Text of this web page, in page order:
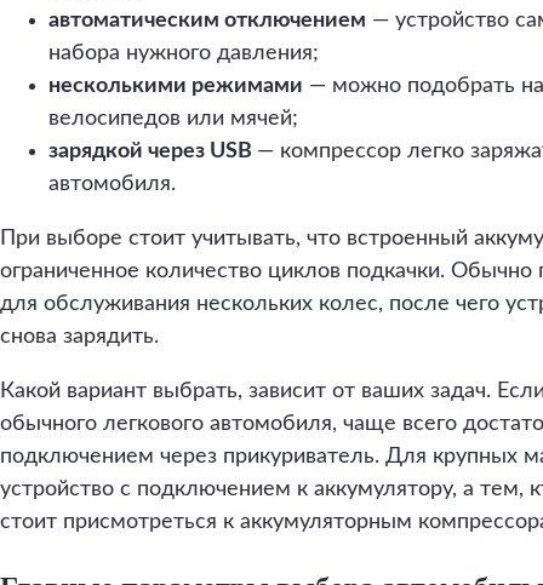
автоматическим отключением — устройство
набора нужного давления;
несколькими режимами — можно подобрать
велосипедов или мячей;
зарядкой через USB — компрессор легко
автомобиля.
При выборе стоит учитывать, что встроенный
ограниченное количество циклов подкачки. Обычно
для обслуживания нескольких колес, после чего
снова зарядить.
Какой вариант выбрать, зависит от ваших задач.
обычного легкового автомобиля, чаще всего
подключением через прикуриватель. Для крупных
устройство с подключением к аккумулятору, а тем,
стоит присмотреться к аккумуляторным